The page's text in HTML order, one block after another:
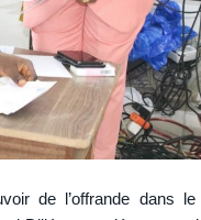
de l’offrande dans le